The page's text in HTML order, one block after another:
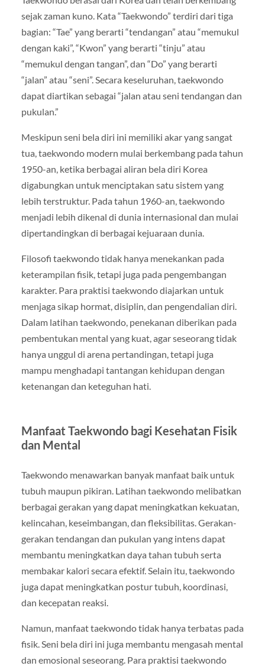
sejak zaman kuno. Kata “Taekwondo” terdiri dari tiga
bagian: “Tae” yang berarti “tendangan” atau “memukul
dengan kaki”, “Kwon” yang berarti “tinju” atau
“memukul dengan tangan”, dan “Do” yang berarti
“jalan” atau “seni”. Secara keseluruhan, taekwondo
dapat diartikan sebagai “jalan atau seni tendangan dan
pukulan.”
Meskipun seni bela diri ini memiliki akar yang sangat
tua, taekwondo modern mulai berkembang pada tahun
1950-an, ketika berbagai aliran bela diri Korea
digabungkan untuk menciptakan satu sistem yang
lebih terstruktur. Pada tahun 1960-an, taekwondo
menjadi lebih dikenal di dunia internasional dan mulai
dipertandingkan di berbagai kejuaraan dunia.
Filosofi taekwondo tidak hanya menekankan pada
keterampilan fisik, tetapi juga pada pengembangan
karakter. Para praktisi taekwondo diajarkan untuk
menjaga sikap hormat, disiplin, dan pengendalian diri.
Dalam latihan taekwondo, penekanan diberikan pada
pembentukan mental yang kuat, agar seseorang tidak
hanya unggul di arena pertandingan, tetapi juga
mampu menghadapi tantangan kehidupan dengan
ketenangan dan keteguhan hati.
Manfaat Taekwondo bagi Kesehatan Fisik
dan Mental
Taekwondo menawarkan banyak manfaat baik untuk
tubuh maupun pikiran. Latihan taekwondo melibatkan
berbagai gerakan yang dapat meningkatkan kekuatan,
kelincahan, keseimbangan, dan fleksibilitas. Gerakan-
gerakan tendangan dan pukulan yang intens dapat
membantu meningkatkan daya tahan tubuh serta
membakar kalori secara efektif. Selain itu, taekwondo
juga dapat meningkatkan postur tubuh, koordinasi,
dan kecepatan reaksi.
Namun, manfaat taekwondo tidak hanya terbatas pada
fisik. Seni bela diri ini juga membantu mengasah mental
dan emosional seseorang. Para praktisi taekwondo